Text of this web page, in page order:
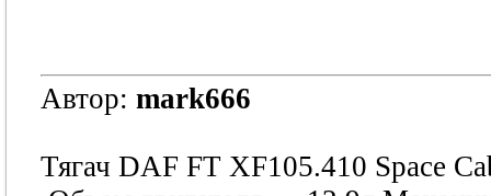
Автор: mark666
Тягач DAF FT XF105.410 Space